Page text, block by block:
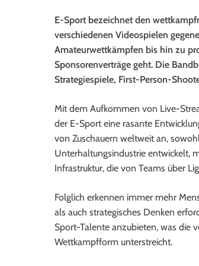
E-Sport bezeichnet den
verschiedenen Videospielen
Amateurwettkämpfen bis hin zu
Sponsorenverträge geht. Die
Strategiespiele, First-Person-
Mit dem Aufkommen von Live-
der E-Sport eine rasante
von Zuschauern weltweit an,
Unterhaltungsindustrie entwickelt,
Infrastruktur, die von Teams über
Folglich erkennen immer mehr
als auch strategisches Denken
Sport-Talente anzubieten, was die
Wettkampfform unterstreicht.